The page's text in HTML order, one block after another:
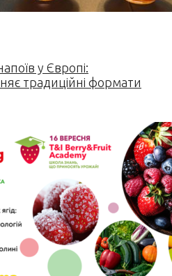
у Європі:
традиційні формати